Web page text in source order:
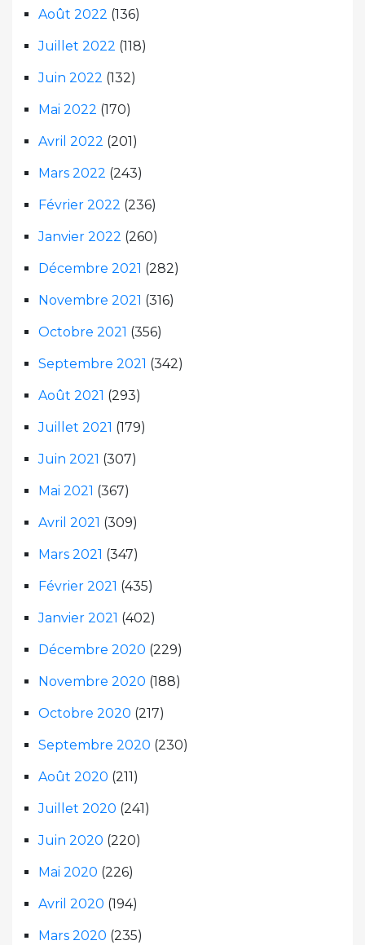
Août 2022 (136)
Juillet 2022 (118)
Juin 2022 (132)
Mai 2022 (170)
Avril 2022 (201)
Mars 2022 (243)
Février 2022 (236)
Janvier 2022 (260)
Décembre 2021 (282)
Novembre 2021 (316)
Octobre 2021 (356)
Septembre 2021 (342)
Août 2021 (293)
Juillet 2021 (179)
Juin 2021 (307)
Mai 2021 (367)
Avril 2021 (309)
Mars 2021 (347)
Février 2021 (435)
Janvier 2021 (402)
Décembre 2020 (229)
Novembre 2020 (188)
Octobre 2020 (217)
Septembre 2020 (230)
Août 2020 (211)
Juillet 2020 (241)
Juin 2020 (220)
Mai 2020 (226)
Avril 2020 (194)
Mars 2020 (235)